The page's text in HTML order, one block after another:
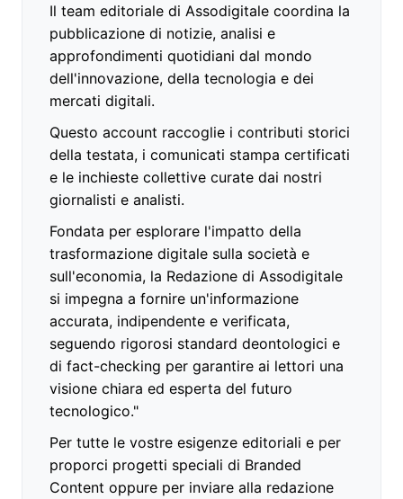
Il team editoriale di Assodigitale coordina la
pubblicazione di notizie, analisi e
approfondimenti quotidiani dal mondo
dell'innovazione, della tecnologia e dei
mercati digitali.
Questo account raccoglie i contributi storici
della testata, i comunicati stampa certificati
e le inchieste collettive curate dai nostri
giornalisti e analisti.
Fondata per esplorare l'impatto della
trasformazione digitale sulla società e
sull'economia, la Redazione di Assodigitale
si impegna a fornire un'informazione
accurata, indipendente e verificata,
seguendo rigorosi standard deontologici e
di fact-checking per garantire ai lettori una
visione chiara ed esperta del futuro
tecnologico."
Per tutte le vostre esigenze editoriali e per
proporci progetti speciali di Branded
Content oppure per inviare alla redazione